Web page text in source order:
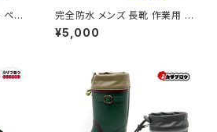
ペニ
m
サ
完全防水 メンズ 長靴 作業用 農
作業 雨靴 ムレノン ST-01 履き
やすい 透湿 PVC 弘進ゴム 先
¥5,000